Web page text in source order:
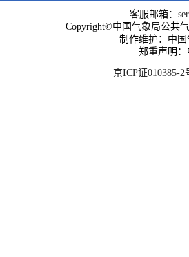
客服邮箱：
Copyright©中国气象局公共
制作维护：中
郑重声明
京ICP证010385-2